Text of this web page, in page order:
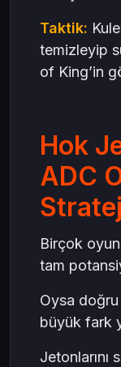
Taktik:
temizleyip
of King’in
Hok
ADC
Birçok
tam
Oysa
büyük fark
Jetonlarını